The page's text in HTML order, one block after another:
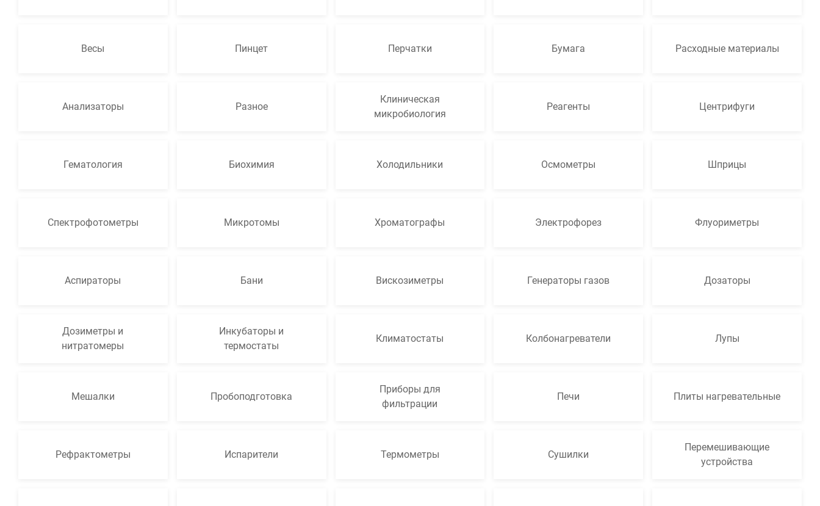
Расходные материалы
Медицинская мебель
Прачечное оборудование
Весы Пинцет Перчатки Бумага Расходные материалы
Анализаторы Разное
Клиническая
микробиология
Реагенты Центрифуги
Гематология Биохимия Холодильники Осмометры Шприцы
Спектрофотометры Микротомы Хроматографы Электрофорез Флуориметры
Аспираторы Бани Вискозиметры Генераторы газов Дозаторы
Дозиметры и
нитратомеры
Инкубаторы и
термостаты
Климатостаты Колбонагреватели Лупы
Мешалки Пробоподготовка
Приборы для
фильтрации
Печи Плиты нагревательные
Рефрактометры Испарители Термометры Сушилки
Перемешивающие
устройства